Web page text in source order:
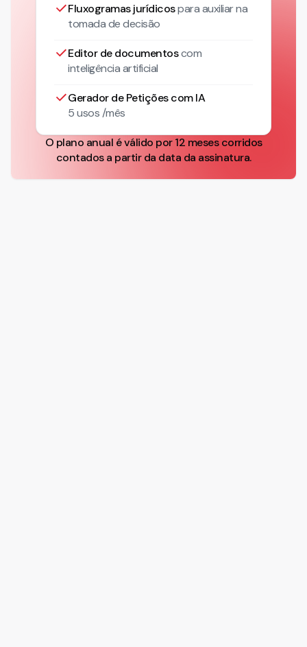
Fluxogramas jurídicospara auxiliar na
tomada de decisão
Editor de documentoscom
inteligência artificial
Gerador de Petições com IA
5 usos /mês
O plano anual é válido por 12 meses corridos
contados a partir da data da assinatura.